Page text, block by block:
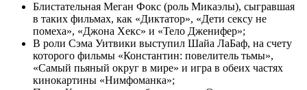
Блистательная Меган Фокс (роль Микаэлы), сыгравшая
в таких фильмах, как «Диктатор», «Дети сексу не
помеха», «Джона Хекс» и «Тело Дженифер»;
В роли Сэма Уитвики выступил Шайа ЛаБаф, на счету
которого фильмы «Константин: повелитель тьмы»,
«Самый пьяный округ в мире» и игра в обеих частях
кинокартины «Нимфоманка»;